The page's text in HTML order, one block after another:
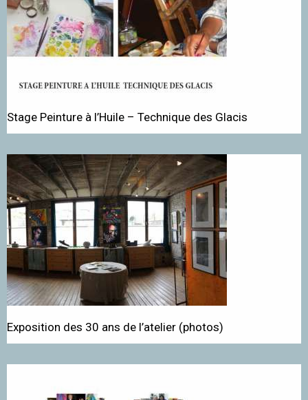
Stage Peinture à l’Huile – Technique des Glacis
Exposition des 30 ans de l’atelier (photos)